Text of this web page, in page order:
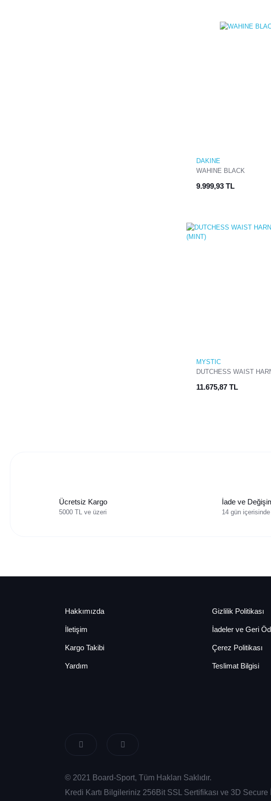
DAKINE
WAHINE BLACK
9.999,93 TL
MYSTIC
DUTCHESS WAIST
11.675,87 TL
Ücretsiz Kargo
5000 TL ve üzeri
İade ve
14 gün içerisinde
Hakkımızda
İletişim
Kargo Takibi
Yardım
Gizlilik Politikası
İadeler ve Geri
Çerez Politikası
Teslimat Bilgisi
© 2021 Board-Sport, Tüm Hakları Saklıdır.
Kredi Kartı Bilgileriniz 256Bit SSL Sertifikası ve 3D Secure